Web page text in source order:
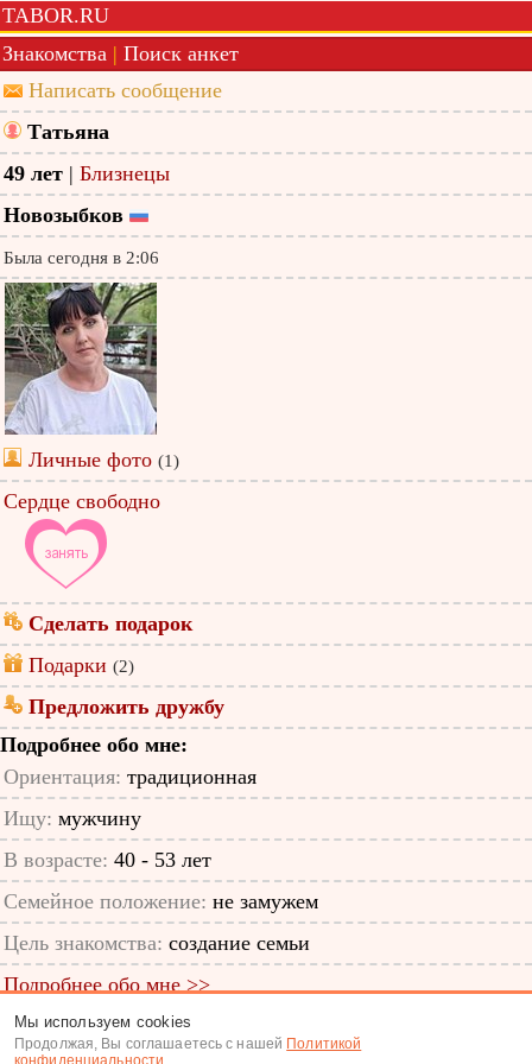
TABOR.RU
Знакомства | Поиск анкет
Написать сообщение
Татьяна
49 лет | Близнецы
Новозыбков
Была сегодня в 2:06
Личные фото (1)
Сердце свободно
Сделать подарок
Подарки (2)
Предложить дружбу
Подробнее обо мне:
Ориентация: традиционная
Ищу: мужчину
В возрасте: 40 - 53 лет
Семейное положение: не замужем
Цель знакомства: создание семьи
Подробнее обо мне >>
ID анкеты: 64899537
Мы используем cookies
Продолжая, Вы соглашаетесь с нашей Политикой
конфиденциальности